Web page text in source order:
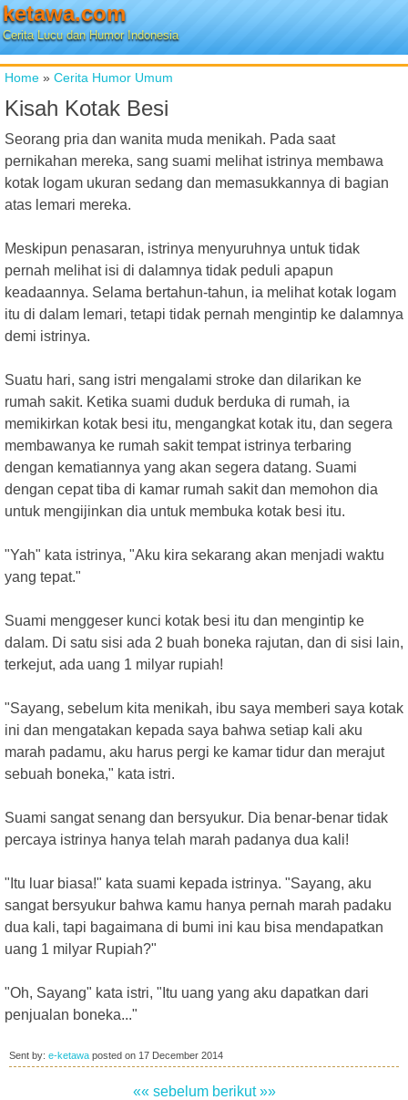
ketawa.com
Cerita Lucu dan Humor Indonesia
Home » Cerita Humor Umum
Kisah Kotak Besi
Seorang pria dan wanita muda menikah. Pada saat
pernikahan mereka, sang suami melihat istrinya membawa
kotak logam ukuran sedang dan memasukkannya di bagian
atas lemari mereka.
Meskipun penasaran, istrinya menyuruhnya untuk tidak
pernah melihat isi di dalamnya tidak peduli apapun
keadaannya. Selama bertahun-tahun, ia melihat kotak logam
itu di dalam lemari, tetapi tidak pernah mengintip ke dalamnya
demi istrinya.
Suatu hari, sang istri mengalami stroke dan dilarikan ke
rumah sakit. Ketika suami duduk berduka di rumah, ia
memikirkan kotak besi itu, mengangkat kotak itu, dan segera
membawanya ke rumah sakit tempat istrinya terbaring
dengan kematiannya yang akan segera datang. Suami
dengan cepat tiba di kamar rumah sakit dan memohon dia
untuk mengijinkan dia untuk membuka kotak besi itu.
"Yah" kata istrinya, "Aku kira sekarang akan menjadi waktu
yang tepat."
Suami menggeser kunci kotak besi itu dan mengintip ke
dalam. Di satu sisi ada 2 buah boneka rajutan, dan di sisi lain,
terkejut, ada uang 1 milyar rupiah!
"Sayang, sebelum kita menikah, ibu saya memberi saya kotak
ini dan mengatakan kepada saya bahwa setiap kali aku
marah padamu, aku harus pergi ke kamar tidur dan merajut
sebuah boneka," kata istri.
Suami sangat senang dan bersyukur. Dia benar-benar tidak
percaya istrinya hanya telah marah padanya dua kali!
"Itu luar biasa!" kata suami kepada istrinya. "Sayang, aku
sangat bersyukur bahwa kamu hanya pernah marah padaku
dua kali, tapi bagaimana di bumi ini kau bisa mendapatkan
uang 1 milyar Rupiah?"
"Oh, Sayang" kata istri, "Itu uang yang aku dapatkan dari
penjualan boneka..."
Sent by: e-ketawa posted on 17 December 2014
«« sebelum berikut »»